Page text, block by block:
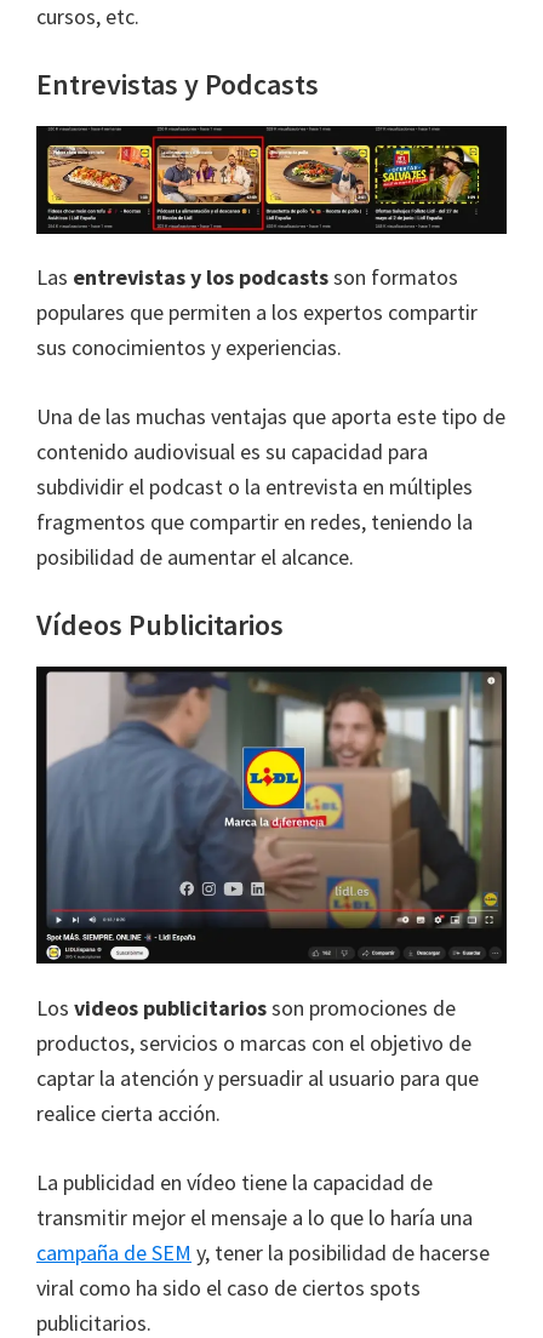
cursos, etc.
Entrevistas y Podcasts
Las entrevistas y los podcastsson formatos
populares que permiten a los expertos compartir
sus conocimientos y experiencias.
Una de las muchas ventajas que aporta este tipo de
contenido audiovisual es su capacidad para
subdividir el podcast o la entrevista en múltiples
fragmentos que compartir en redes, teniendo la
posibilidad de aumentar el alcance.
Vídeos Publicitarios
Los videos publicitariosson promociones de
productos, servicios o marcas con el objetivo de
captar la atención y persuadir al usuario para que
realice cierta acción.
La publicidad en vídeo tiene la capacidad de
transmitir mejor el mensaje a lo que lo haría una
campaña de SEM y, tener la posibilidad de hacerse
viral como ha sido el caso de ciertos spots
publicitarios.